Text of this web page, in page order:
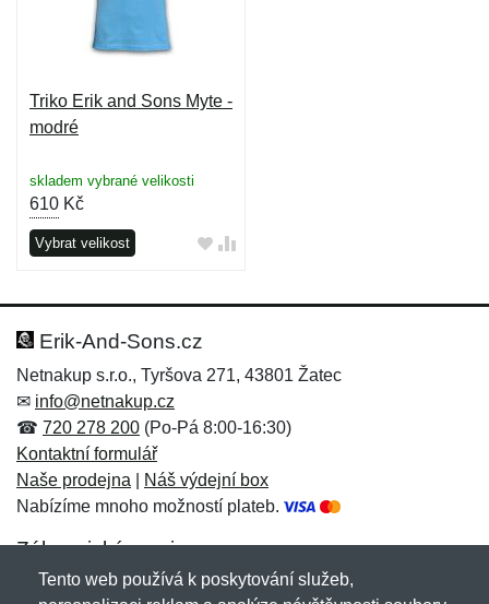
Triko Erik and Sons Myte -
modré
skladem vybrané velikosti
610 Kč
Vybrat velikost
Erik-And-Sons.cz
Netnakup s.r.o., Tyršova 271, 43801 Žatec
✉ info@netnakup.cz
☎ 720 278 200 (Po-Pá 8:00-16:30)
Kontaktní formulář
Naše prodejna
Náš výdejní box
Nabízíme mnoho možností plateb.
Zákaznický servis
Novinky emailem
Tento web používá k poskytování služeb,